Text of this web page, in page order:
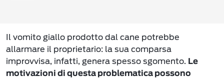
Il vomito giallo prodotto dal cane potrebbe
allarmare il proprietario: la sua comparsa
improvvisa, infatti, genera spesso sgomento. Le
motivazioni di questa problematica possono